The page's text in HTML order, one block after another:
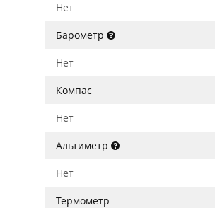
Нет
Барометр
Нет
Компас
Нет
Альтиметр
Нет
Термометр